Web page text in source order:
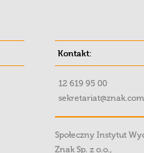
Kontakt:
12 619 95 00
Społeczny Instytut
Znak Sp. z o.o.,